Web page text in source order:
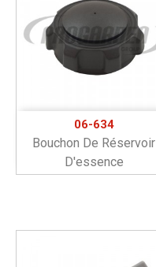
06-634
Bouchon De Réservoir
D'essence